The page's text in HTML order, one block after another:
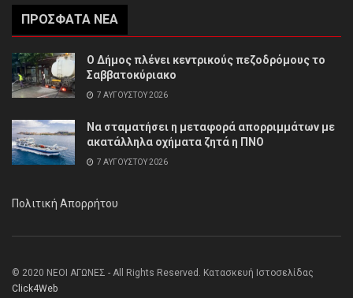
ΠΡΌΣΦΑΤΑ ΝΈΑ
Ο Δήμος πλένει κεντρικούς πεζοδρόμους το
Σαββατοκύριακο
7 ΑΥΓΟΎΣΤΟΥ 2026
Να σταματήσει η μεταφορά απορριμμάτων με
ακατάλληλα οχήματα ζητά η ΠΝΟ
7 ΑΥΓΟΎΣΤΟΥ 2026
Πολιτική Απορρήτου
© 2020 ΝΕΟΙ ΑΓΩΝΕΣ - All Rights Reserved. Κατασκευή Ιστοσελίδας
Click4Web